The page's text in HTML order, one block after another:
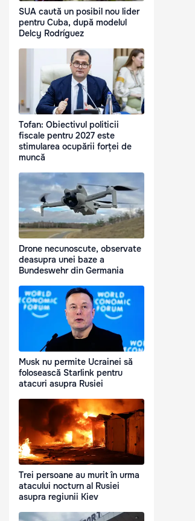
SUA caută un posibil nou lider
pentru Cuba, după modelul
Delcy Rodríguez
Tofan: Obiectivul politicii
fiscale pentru 2027 este
stimularea ocupării forței de
muncă
Drone necunoscute, observate
deasupra unei baze a
Bundeswehr din Germania
Musk nu permite Ucrainei să
folosească Starlink pentru
atacuri asupra Rusiei
Trei persoane au murit în urma
atacului nocturn al Rusiei
asupra regiunii Kiev